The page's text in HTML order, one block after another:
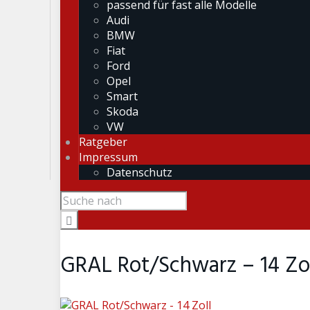
passend für fast alle Modelle
Audi
BMW
Fiat
Ford
Opel
Smart
Skoda
VW
Ratgeber
Impressum
Datenschutz
GRAL Rot/Schwarz – 14